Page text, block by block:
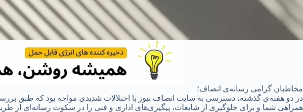
مخاطبان گرامی رسانه‌ی انصاف؛
در دو هفته‌ی گذشته، دسترسی به سایت انصاف نیوز با اختلالات شدیدی مواجه بود که طبق
همراهی شما و برای جلوگیری از شایعات، پیگیری‌های اداری و فنی را در سکوت رسانه‌ای از